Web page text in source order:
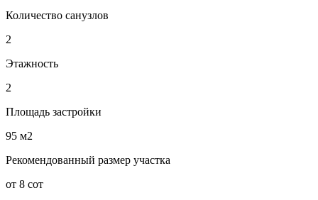
Количество санузлов
2
Этажность
2
Площадь застройки
95 м2
Рекомендованный размер участка
от 8 сот